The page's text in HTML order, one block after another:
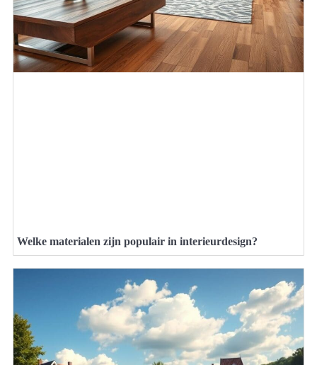
Welke materialen zijn populair in interieurdesign?